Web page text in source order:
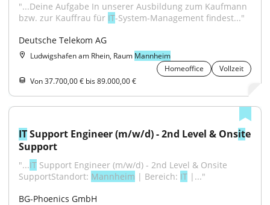
"...Deine Aufgabe In unserer Ausbildung zum Kaufmann
bzw. zur Kauffrau für IT-System-Management findest..."
Deutsche Telekom AG
Ludwigshafen am Rhein, Raum Mannheim
Homeoffice
Vollzeit
Von 37.700,00 € bis 89.000,00 €
IT Support Engineer (m/w/d) - 2nd Level & Onsite
Support
"...IT Support Engineer (m/w/d) - 2nd Level & Onsite
SupportStandort: Mannheim | Bereich: IT |..."
BG-Phoenics GmbH